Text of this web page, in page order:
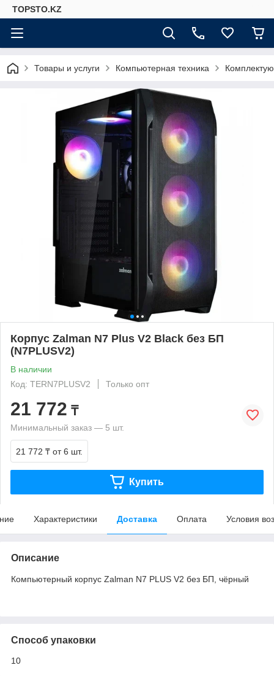
TOPSTO.KZ
Товары и услуги Компьютерная техника
Корпус Zalman N7 Plus V2 Black без БП
(N7PLUSV2)
В наличии
Код: TERN7PLUSV2
Только опт
21 772 ₸
Минимальный заказ — 5 шт.
21 772 ₸ от 6 шт.
Купить
Характеристики Доставка Оплата Условия
Описание
Компьютерный корпус Zalman N7 PLUS V2 без БП, чёрный
Способ упаковки
10